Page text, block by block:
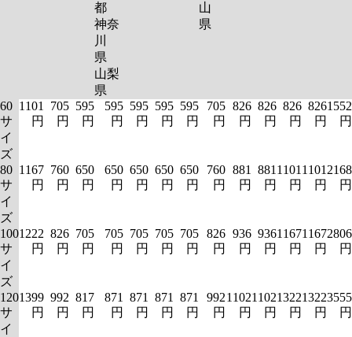
都
神奈
川
県
山梨
県
山
県
60
サ
イ
ズ
1101
円
705
円
595
円
595
円
595
円
595
円
595
円
705
円
826
円
826
円
826
円
826
円
1552
円
80
サ
イ
ズ
1167
円
760
円
650
円
650
円
650
円
650
円
650
円
760
円
881
円
881
円
1101
円
1101
円
2168
円
100
サ
イ
ズ
1222
円
826
円
705
円
705
円
705
円
705
円
705
円
826
円
936
円
936
円
1167
円
1167
円
2806
円
120
サ
イ
1399
円
992
円
817
円
871
円
871
円
871
円
871
円
992
円
1102
円
1102
円
1322
円
1322
円
3555
円